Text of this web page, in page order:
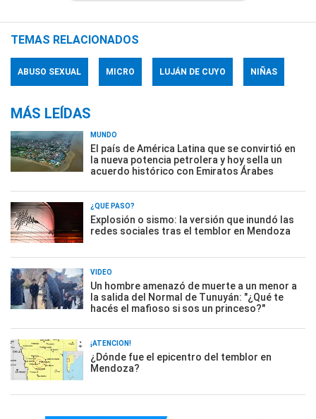
TEMAS RELACIONADOS
ABUSO SEXUAL MICRO LUJÁN DE CUYO NIÑAS
MÁS LEÍDAS
MUNDO
El país de América Latina que se convirtió en
la nueva potencia petrolera y hoy sella un
acuerdo histórico con Emiratos Árabes
¿QUÉ PASÓ?
Explosión o sismo: la versión que inundó las
redes sociales tras el temblor en Mendoza
VIDEO
Un hombre amenazó de muerte a un menor a
la salida del Normal de Tunuyán: "¿Qué te
hacés el mafioso si sos un princeso?"
¡ATENCIÓN!
¿Dónde fue el epicentro del temblor en
Mendoza?